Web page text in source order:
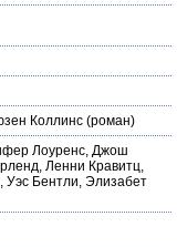
Коллинс (роман)
Лоуренс, Джош
, Ленни Кравитц,
, Уэс Бентли, Элизабет